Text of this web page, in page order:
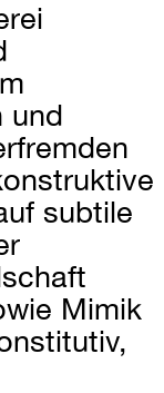
und
subtile
Mimik